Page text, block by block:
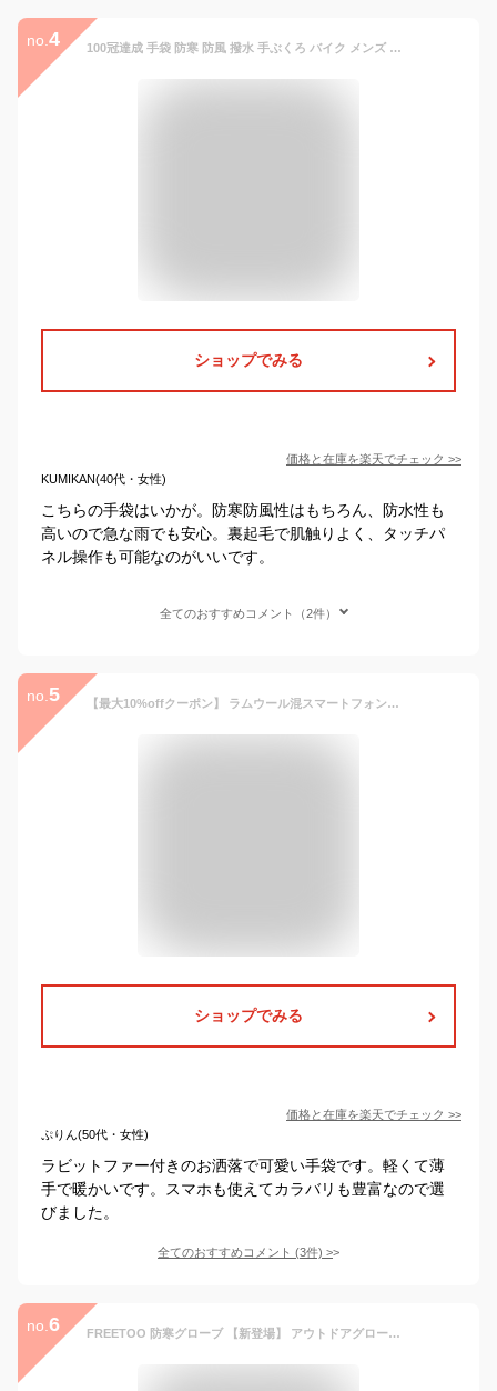
no. 4 100冠達成 手袋 防寒 防風 撥水 手ぶくろ バイク メンズ レディース グローブ 裏起毛 裏フリース スマホ手袋 スマートフォン対応 タッチパネル 自転車 アウトドア サイクリング ブラック グレー グリーン 送料無料 withbambi
ショップでみる
価格と在庫を楽天でチェック >>
KUMIKAN(40代・女性)
こちらの手袋はいかが。防寒防風性はもちろん、防水性も
高いので急な雨でも安心。裏起毛で肌触りよく、タッチパ
ネル操作も可能なのがいいです。
全てのおすすめコメント（2件）
no. 5 【最大10%offクーポン】 ラムウール混スマートフォン対応手袋カラー展開カフスラビットファー付 レディース 婦人 ファー付き スマホ 手袋 レディース 暖かい 防寒 おしゃれ 冬 かわいい 自転車 通勤 防風 あったかグッズ 女性 誕生日プレゼント 女友達 gift お買い物マラソン
ショップでみる
価格と在庫を楽天でチェック >>
ぷりん(50代・女性)
ラビットファー付きのお洒落で可愛い手袋です。軽くて薄
手で暖かいです。スマホも使えてカラバリも豊富なので選
びました。
全てのおすすめコメント (3件) >
no. 6 FREETOO 防寒グローブ 【新登場】 アウトドアグローブ 冬用 防寒手袋 長袖防冷風 保温 スマホ タッチ対応 滑り止め 紛失防止結 自転車手袋 サイクリンググローブ 釣り 通勤 通学 作業 冬用 メンズ レディース用